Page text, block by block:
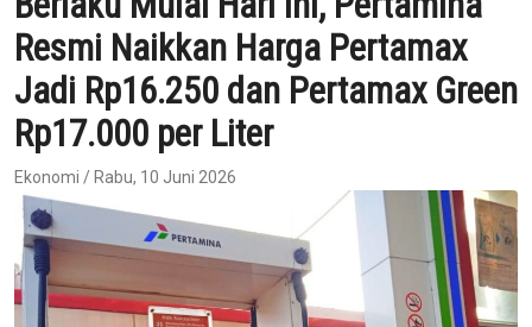
Resmi Naikkan Harga Pertamax
Jadi Rp16.250 dan Pertamax Green
Rp17.000 per Liter
Ekonomi / Rabu, 10 Juni 2026